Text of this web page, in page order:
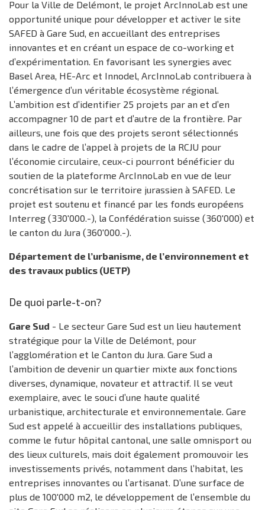
Pour la Ville de Delémont, le projet ArcInnoLab est une
opportunité unique pour développer et activer le site
SAFED à Gare Sud, en accueillant des entreprises
innovantes et en créant un espace de co-working et
d’expérimentation. En favorisant les synergies avec
Basel Area, HE-Arc et Innodel, ArcInnoLab contribuera à
l’émergence d’un véritable écosystème régional.
L’ambition est d’identifier 25 projets par an et d’en
accompagner 10 de part et d’autre de la frontière. Par
ailleurs, une fois que des projets seront sélectionnés
dans le cadre de l’appel à projets de la RCJU pour
l’économie circulaire, ceux-ci pourront bénéficier du
soutien de la plateforme ArcInnoLab en vue de leur
concrétisation sur le territoire jurassien à SAFED. Le
projet est soutenu et financé par les fonds européens
Interreg (330'000.-), la Confédération suisse (360'000) et
le canton du Jura (360'000.-).
Département de l’urbanisme, de l’environnement et
des travaux publics (UETP)
De quoi parle-t-on?
Gare Sud - Le secteur Gare Sud est un lieu hautement
stratégique pour la Ville de Delémont, pour
l’agglomération et le Canton du Jura. Gare Sud a
l’ambition de devenir un quartier mixte aux fonctions
diverses, dynamique, novateur et attractif. Il se veut
exemplaire, avec le souci d’une haute qualité
urbanistique, architecturale et environnementale. Gare
Sud est appelé à accueillir des installations publiques,
comme le futur hôpital cantonal, une salle omnisport ou
des lieux culturels, mais doit également promouvoir les
investissements privés, notamment dans l’habitat, les
entreprises innovantes ou l’artisanat. D’une surface de
plus de 100'000 m2, le développement de l’ensemble du